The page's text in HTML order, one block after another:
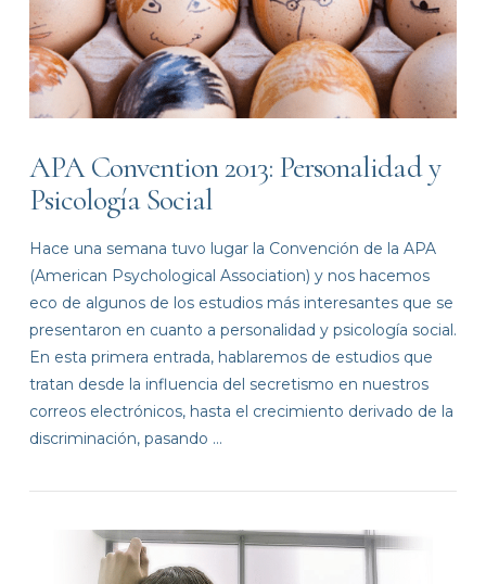
VIEW POST
APA Convention 2013: Personalidad y
Psicología Social
Hace una semana tuvo lugar la Convención de la APA
(American Psychological Association) y nos hacemos
eco de algunos de los estudios más interesantes que se
presentaron en cuanto a personalidad y psicología social.
En esta primera entrada, hablaremos de estudios que
tratan desde la influencia del secretismo en nuestros
correos electrónicos, hasta el crecimiento derivado de la
discriminación, pasando …